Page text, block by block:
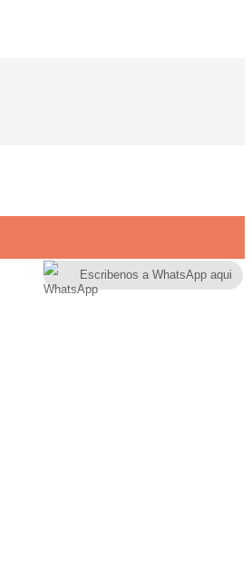
Escribenos a WhatsApp aqui